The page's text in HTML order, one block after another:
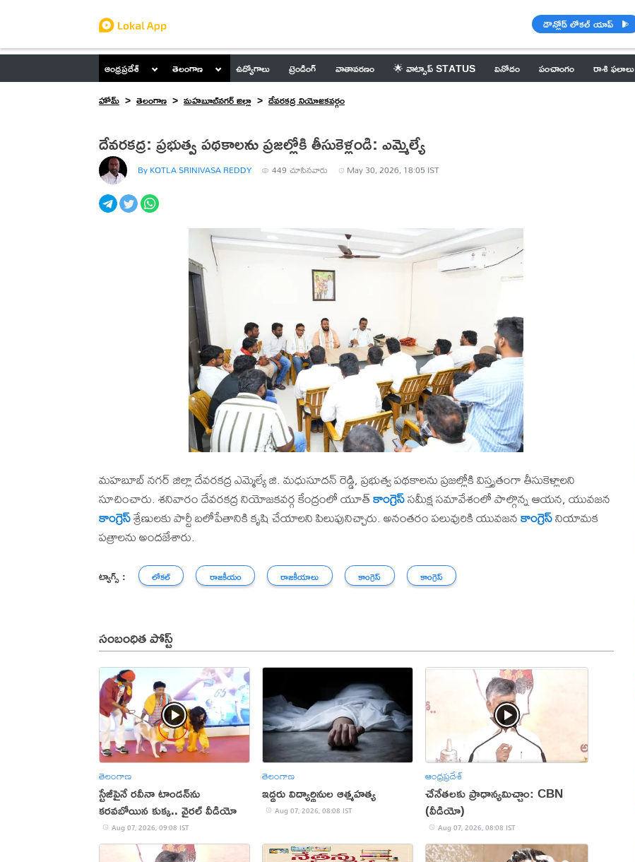
డౌన్లోడ్ లోకల్ యాప్
ఆంధ్రప్రదేశ్ తెలంగాణ ఉద్యోగాలు ట్రెండింగ్ వాతావరణం 🌟 వాట్సాప్ STATUS వినోదం పంచాంగం రాశి ఫలాలు
హోమ్
తెలంగాణ మహబూబ్‌నగర్ జిల్లా దేవరకద్ర నియోజకవర్గం
దేవరకద్ర: ప్రభుత్వ పథకాలను ప్రజల్లోకి తీసుకెళ్లండి: ఎమ్మెల్యే
By KOTLA SRINIVASA REDDY 449 చూసినవారు May 30, 2026, 18:05 IST
మహబూబ్ నగర్ జిల్లా దేవరకద్ర ఎమ్మెల్యే జి. మధుసూదన్ రెడ్డి, ప్రభుత్వ పథకాలను ప్రజల్లోకి విస్తృతంగా తీసుకెళ్లాలని
సూచించారు. శనివారం దేవరకద్ర నియోజకవర్గ కేంద్రంలో యూత్కాంగ్రెస్సమీక్ష సమావేశంలో పాల్గొన్న ఆయన, యువజన
కాంగ్రెస్శ్రేణులకు పార్టీ బలోపేతానికి కృషి చేయాలని పిలుపునిచ్చారు. అనంతరం పలువురికి యువజనకాంగ్రెస్నియామక
పత్రాలను అందజేశారు.
ట్యాగ్స్ : లోకల్ రాజకీయం రాజకీయాలు కాంగ్రెస్ కాంగ్రెస్
సంబంధిత పోస్ట్
తెలంగాణ
స్టేజీపైనే రవీనా టాండన్‌ను
కరవబోయిన కుక్క.. వైరల్ వీడియో
Aug 07, 2026, 09:08 IST
తెలంగాణ
ఇద్దరు విద్యార్థినుల ఆత్మహత్య
Aug 07, 2026, 08:08 IST
ఆంధ్రప్రదేశ్
చేనేతలకు ప్రాధాన్యమిచ్చాం: CBN
(వీడియో)
Aug 07, 2026, 08:08 IST